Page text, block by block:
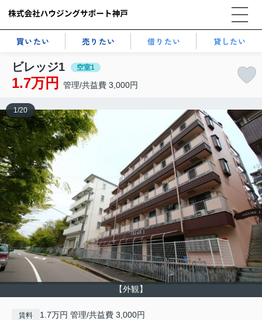
買いたい 売りたい 借りたい 貸したい
ビレッジ1 空室1
1.7万円 管理/共益費 3,000円
【外観】
1/20
賃料 1.7万円 管理/共益費 3,000円